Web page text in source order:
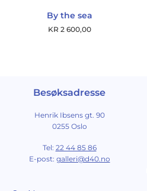
By the sea
KR 2 600,00
Besøksadresse
Henrik Ibsens gt. 90
0255 Oslo
Tel: 22 44 85 86
E-post: galleri@d40.no